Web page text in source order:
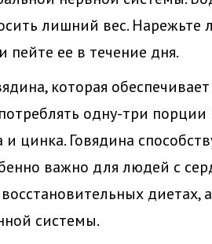
лишний вес. Нарежьте
ее в течение дня.
которая
одну-три
цинка. Говядина
важно для людей с
системы.